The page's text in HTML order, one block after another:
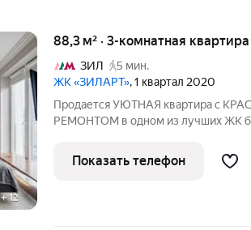
+12
88,3 м² · 3-комнатная
ЗИЛ
5 мин.
ЖК «ЗИЛАРТ», 1 квартал 2020
Продается УЮТНАЯ квартира с
РЕМОНТОМ в одном из лучших ЖК
ИЗОЛИРОВАННЫЕ СПАЛЬНИ
19кв.м. МНОГО МЕСТ ДЛЯ
Показать телефон